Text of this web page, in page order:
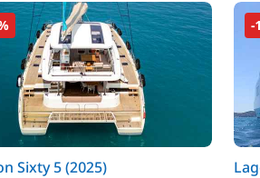
Sixty 5 (2025)
-